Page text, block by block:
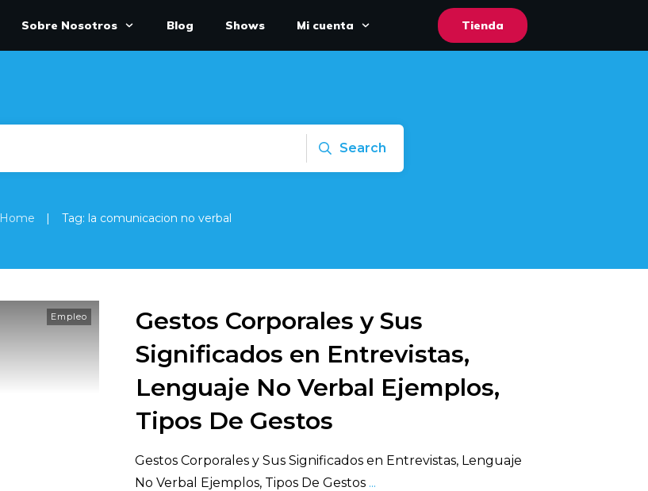
Sobre Nosotros Blog Shows Mi cuenta Tienda
Search
Home | Tag: la comunicacion no verbal
Empleo
Gestos Corporales y Sus
Significados en Entrevistas,
Lenguaje No Verbal Ejemplos,
Tipos De Gestos
Gestos Corporales y Sus Significados en Entrevistas, Lenguaje
No Verbal Ejemplos, Tipos De Gestos ...